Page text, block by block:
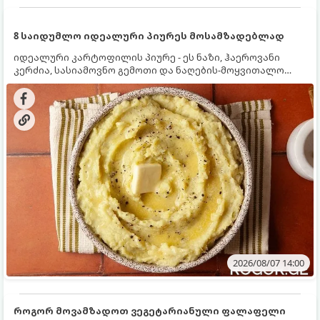
8 საიდუმლო იდეალური პიურეს მოსამზადებლად
იდეალური კარტოფილის პიურე - ეს ნაზი, ჰაეროვანი
კერძია, სასიამოვნო გემოთი და ნაღების-მოყვითალო
ფერით. მისი მომზადება ძალიან მარტივია, მაგრამ
არსებობს რამდენიმე საიდუმლო, რომლებიც უნდა
იცოდეთ, რომ პიურე იდეალურად გემრიელი გამოვიდეს.
2026/08/07 14:00
როგორ მოვამზადოთ ვეგეტარიანული ფალაფელი